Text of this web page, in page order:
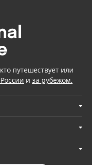
путешествует или
и за рубежом.